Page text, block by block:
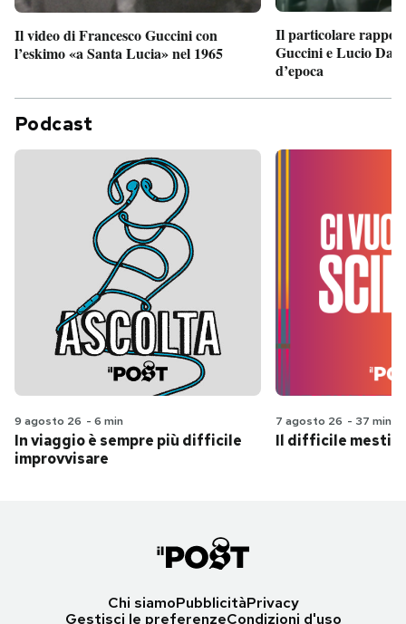
Il video di Francesco Guccini con
l’eskimo «a Santa Lucia» nel 1965
Il particolare
Guccini e Lucio
d’epoca
Podcast
9 agosto 26 - 6 min
In viaggio è sempre più difficile
improvvisare
7 agosto 26 - 37 min
Il difficile
Chi siamoPubblicitàPrivacy
Gestisci le preferenzeCondizioni d'uso